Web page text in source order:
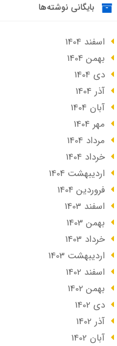
بایگانی نوشته‌ها
اسفند 1404
بهمن 1404
دی 1404
آذر 1404
آبان 1404
مهر 1404
مرداد 1404
خرداد 1404
ارديبهشت 1404
فروردین 1404
اسفند 1403
بهمن 1403
خرداد 1403
ارديبهشت 1403
اسفند 1402
بهمن 1402
دی 1402
آذر 1402
آبان 1402